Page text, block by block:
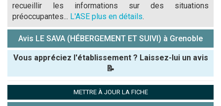
recueillir les informations sur des situations
préoccupantes... L'ASE plus en détails.
Avis LE SAVA (HÉBERGEMENT ET SUIVI) à Grenoble
Vous appréciez l'établissement ? Laissez-lui un avis
📝
METTRE À JOUR LA FICHE